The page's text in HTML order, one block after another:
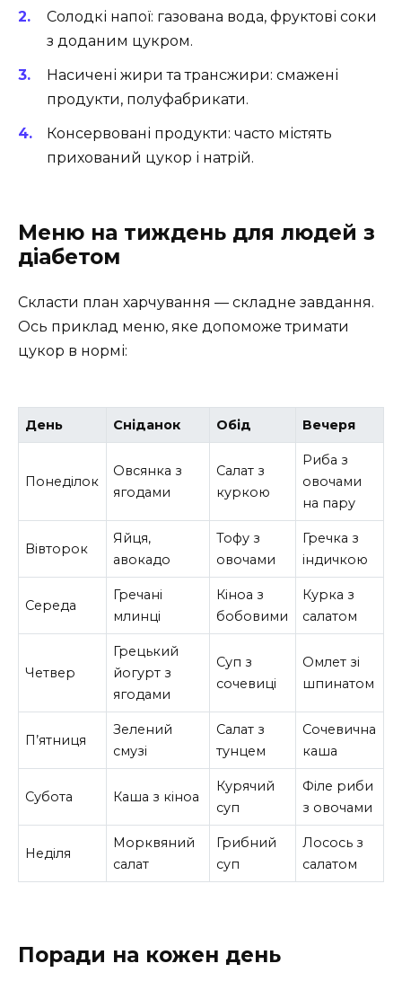
Солодкі напої: газована вода, фруктові соки
з доданим цукром.
Насичені жири та трансжири: смажені
продукти, полуфабрикати.
Консервовані продукти: часто містять
прихований цукор і натрій.
Меню на тиждень для людей з
діабетом
Скласти план харчування — складне завдання.
Ось приклад меню, яке допоможе тримати
цукор в нормі:
День Сніданок Обід Вечеря
Понеділок
Овсянка з
ягодами
Салат з
куркою
Риба з
овочами
на пару
Вівторок
Яйця,
авокадо
Тофу з
овочами
Гречка з
індичкою
Середа
Гречані
млинці
Кіноа з
бобовими
Курка з
салатом
Четвер
Грецький
йогурт з
ягодами
Суп з
сочевиці
Омлет зі
шпинатом
П’ятниця
Зелений
смузі
Салат з
тунцем
Сочевична
каша
Субота Каша з кіноа
Курячий
суп
Філе риби
з овочами
Неділя
Морквяний
салат
Грибний
суп
Лосось з
салатом
Поради на кожен день